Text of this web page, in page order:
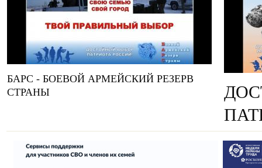
БАРС - БОЕВОЙ АРМЕЙСКИЙ РЕЗЕРВ
СТРАНЫ